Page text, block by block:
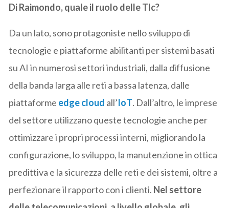
Di Raimondo, quale il ruolo delle Tlc?
Da un lato, sono protagoniste nello sviluppo di
tecnologie e piattaforme abilitanti per sistemi basati
su AI in numerosi settori industriali, dalla diffusione
della banda larga alle reti a bassa latenza, dalle
piattaforme edge cloud all’IoT. Dall’altro, le imprese
del settore utilizzano queste tecnologie anche per
ottimizzare i propri processi interni, migliorando la
configurazione, lo sviluppo, la manutenzione in ottica
predittiva e la sicurezza delle reti e dei sistemi, oltre a
perfezionare il rapporto con i clienti. Nel settore